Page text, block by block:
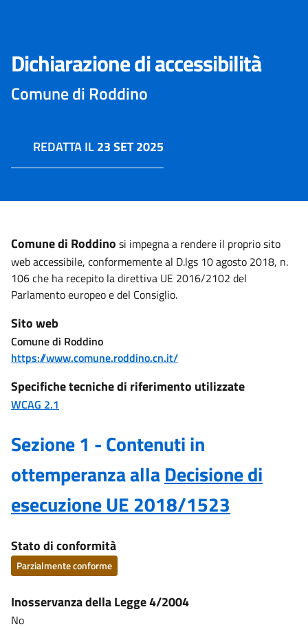
Dichiarazione di accessibilità
Comune di Roddino
REDATTA IL23 SET 2025
Comune di Roddino si impegna a rendere il proprio sito
web accessibile, conformemente al D.lgs 10 agosto 2018, n.
106 che ha recepito la direttiva UE 2016/2102 del
Parlamento europeo e del Consiglio.
Sito web
Comune di Roddino
https://www.comune.roddino.cn.it/
Specifiche tecniche di riferimento utilizzate
WCAG 2.1
Sezione 1 - Contenuti in
ottemperanza allaDecisione di
esecuzione UE 2018/1523
Stato di conformità
Parzialmente conforme
Inosservanza della Legge 4/2004
No